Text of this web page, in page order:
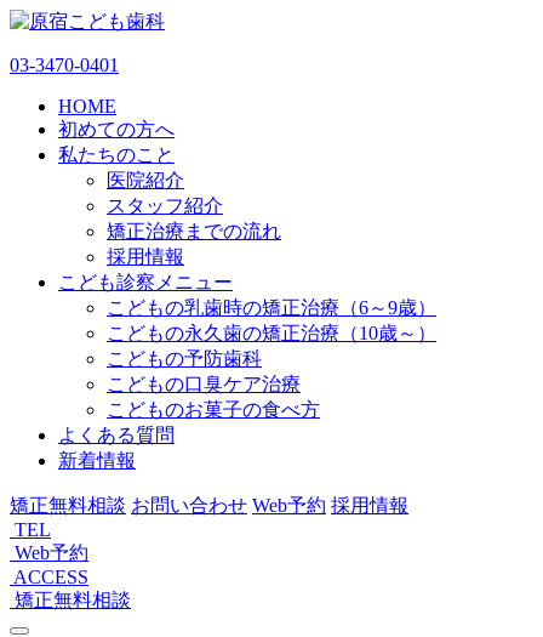
03-3470-0401
HOME
初めての方へ
私たちのこと
医院紹介
スタッフ紹介
矯正治療までの流れ
採用情報
こども診察メニュー
こどもの乳歯時の矯正治療（6～9歳）
こどもの永久歯の矯正治療（10歳～）
こどもの予防歯科
こどもの口臭ケア治療
こどものお菓子の食べ方
よくある質問
新着情報
矯正無料相談 お問い合わせ Web予約 採用情報
TEL
Web予約
ACCESS
矯正無料相談